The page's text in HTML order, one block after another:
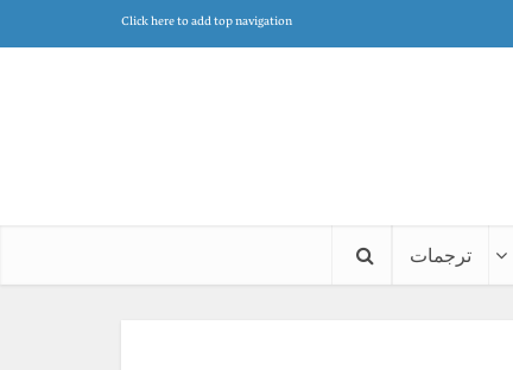
Click here to add top navigation
ترجمات